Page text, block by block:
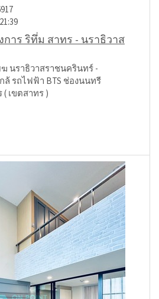
การ ริทึ่ม สาทร - นราธิวาส
นราธิวาสราชนครินทร์ -
ล้ รถไฟฟ้า BTS ช่องนนทรี
เขตสาทร )